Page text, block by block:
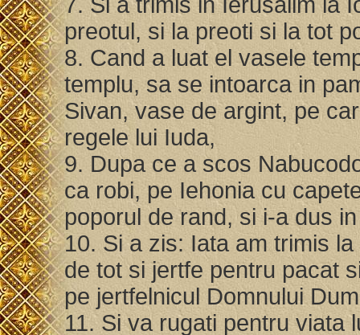
preotul, si la preoti si la tot
8. Cand a luat el vasele
templu, sa se intoarca in
Sivan, vase de argint, pe
regele lui Iuda,
9. Dupa ce a scos
ca robi, pe Iehonia cu
poporul de rand, si i-a dus
10. Si a zis: Iata am trimis
de tot si jertfe pentru pacat
pe jertfelnicul Domnului
11. Si va rugati pentru viata